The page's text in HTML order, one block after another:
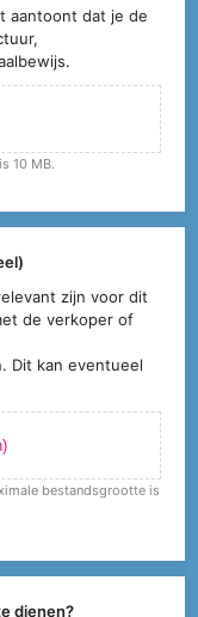
aantoont dat je de
10 MB.
zijn voor dit
de verkoper of
Dit kan eventueel
bestandsgrootte is
dienen?